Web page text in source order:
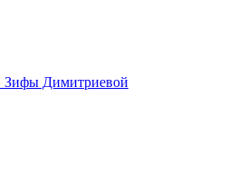
Зифы Димитриевой